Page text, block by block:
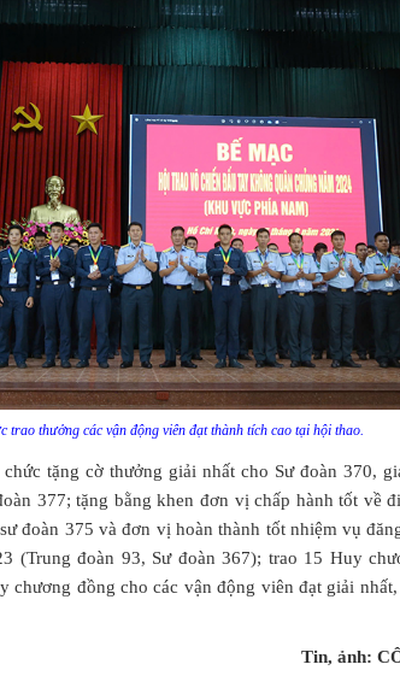
trao thưởng các vận động viên đạt thành tích cao tại hội thao.
tặng cờ thưởng giải nhất cho Sư đoàn 370,
377; tặng bằng khen đơn vị chấp hành tốt về
đoàn 375 và đơn vị hoàn thành tốt nhiệm vụ
(Trung đoàn 93, Sư đoàn 367); trao 15 Huy
chương đồng cho các vận động viên đạt giải
Tin, ảnh: